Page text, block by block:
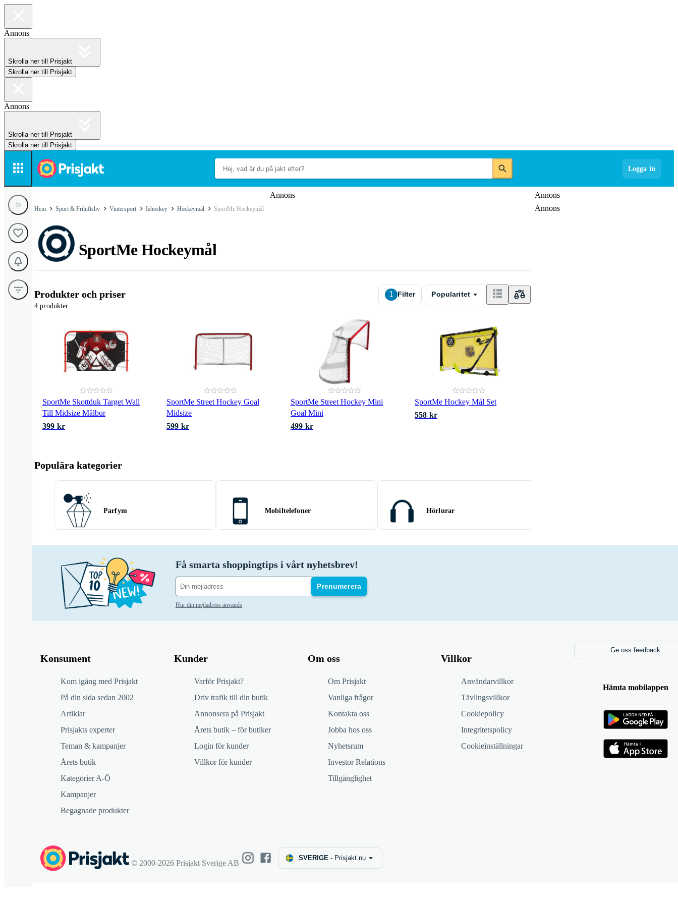
Annons
Skrolla ner till Prisjakt
Skrolla ner till Prisjakt
Annons
Skrolla ner till Prisjakt
Skrolla ner till Prisjakt
Logga in
Annons
Annons
Annons
Hem Sport & Friluftsliv Vintersport Ishockey Hockeymål SportMe Hockeymål
SportMe Hockeymål
Produkter och priser
4 produkter
1 Filter Popularitet
SportMe Skottduk Target Wall
Till Midsize Målbur
399 kr
SportMe Street Hockey Goal
Midsize
599 kr
SportMe Street Hockey Mini
Goal Mini
499 kr
SportMe Hockey Mål Set
558 kr
Populära kategorier
Parfym Mobiltelefoner Hörlurar
Få smarta shoppingtips i vårt nyhetsbrev!
Prenumerera
Hur din mejladress används
Konsument
Kom igång med Prisjakt
På din sida sedan 2002
Artiklar
Prisjakts experter
Teman & kampanjer
Årets butik
Kategorier A-Ö
Kampanjer
Begagnade produkter
Kunder
Varför Prisjakt?
Driv trafik till din butik
Annonsera på Prisjakt
Årets butik – för butiker
Login för kunder
Villkor för kunder
Om oss
Om Prisjakt
Vanliga frågor
Kontakta oss
Jobba hos oss
Nyhetsrum
Investor Relations
Tillgänglighet
Villkor
Användarvillkor
Tävlingsvillkor
Cookiepolicy
Integritetspolicy
Cookieinställningar
Ge oss feedback
Hämta mobilappen
© 2000-2026 Prisjakt Sverige AB
SVERIGE - Prisjakt.nu